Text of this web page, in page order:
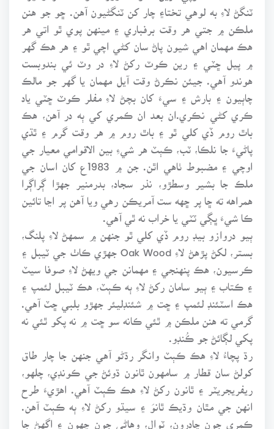
ٽنگڻ لاءِ به لوهي تختا۽ چار کن ٽنگڻيون آهن. ڇو جو هنن
ملڪن ۾ جتي هر وقت برفباري ۽ مينهن پوي ٿو اتي هر
هڪ مهمان اهي شيون پاڻ سان کڻي اچي ٿو ۽ هر هڪ گهر
۾ پيل ڇٽي ۽ رين ڪوٽ رکڻ لاءِ در وٽ ئي بندوبست
هوندو آهي. جيئن نڪرڻ وقت آيل مهمان يا گهر جو مالڪ
چاٻيون ۽ بارش ۽ سيءَ کان بچڻ لاءِ مفلر ڪوٽ ڇٽي ياد
ڪري کڻي نڪري.ان بعد ان ڪمري کي ٻه در آهن، هڪ
باٿ روم ڏي کلي ٿو ۽ باٿ روم ۾ هر وقت گرم ۽ ٿڌي
پاڻيءَ جا نلڪا، ٽب، ڪٻٽ هر شيءِ بين الاقوامي معيار جي
اوچي ۽ مضبوط ٺاهي اٿن. جن ۾ 1983ع کان اسان جي
ملڪ جا بشير وسطڙو، نذر سجاد، بدرمنير جهڙا ڳراڳرا
همراهه ته ڇا پر ڇهه ست آمريڪن رهي ويا آهن پر اڃا تائين
ڪا شيءَ ڀڳي ٽٽي يا خراب نه ٿي آهي.
ٻيو دروازو بيڊ روم ڏي کلي ٿو جنهن ۾ سمهڻ لاءِ پلنگ،
بستر، لکڻ پڙهڻ لاءِ Oak Wood جهڙي ڪاٺ جي ٽيبل ۽
ڪرسيون، هڪ پنهنجي ۽ مهمانن جي ويهڻ لاءِ صوفا سيٽ
۽ ڪتاب ۽ ٻيو سامان رکڻ لاءِ ٻه ڪٻٽ، هڪ ٽيبل لئمپ ۽
هڪ اسٽئنڊ لئمپ ۽ ڇت ۾ شئنڊليئر جهڙو بلبي ڇٽ آهي.
گرمي ته هنن ملڪن ۾ ٿئي ڪانه سو ڇت ۾ نه پکو ٿئي نه
پکي لڳائڻ جو ڪُنڊو.
رڌ پچاءُ لاءِ هڪ ڪٻٽ وانگر رڌڻو آهي جنهن جا چار طاق
کولڻ سان قطار ۾ سامهون ٿانون ڌوئڻ جي ڪونڊي، چلهو،
ريفريجريٽر ۽ ٿانون رکڻ لاءِ هڪ ڪٻٽ آهي. اهڙيءَ طرح
انهن جي مٿان وڌيڪ ٿانوَ ۽ سيڌو رکڻ لاءِ ٻه ڪٻٽ آهن.
ڪمري جون چادرون، ٽوال، وهاڻي جون ڇهون ۽ اگهڻ جا